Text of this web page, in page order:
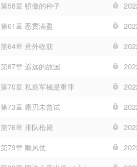
第58章 骄傲的种子
第61章 恶贯满盈
第64章 意外收获
第67章 遥远的故国
第70章 私造军械是重罪
第73章 霜刃未曾试
第76章 排队枪毙
第79章 顺风仗